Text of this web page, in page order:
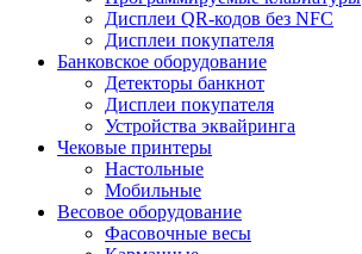
Дисплеи QR-кодов без NFC
Дисплеи покупателя
Банковское оборудование
Детекторы банкнот
Дисплеи покупателя
Устройства эквайринга
Чековые принтеры
Настольные
Мобильные
Весовое оборудование
Фасовочные весы